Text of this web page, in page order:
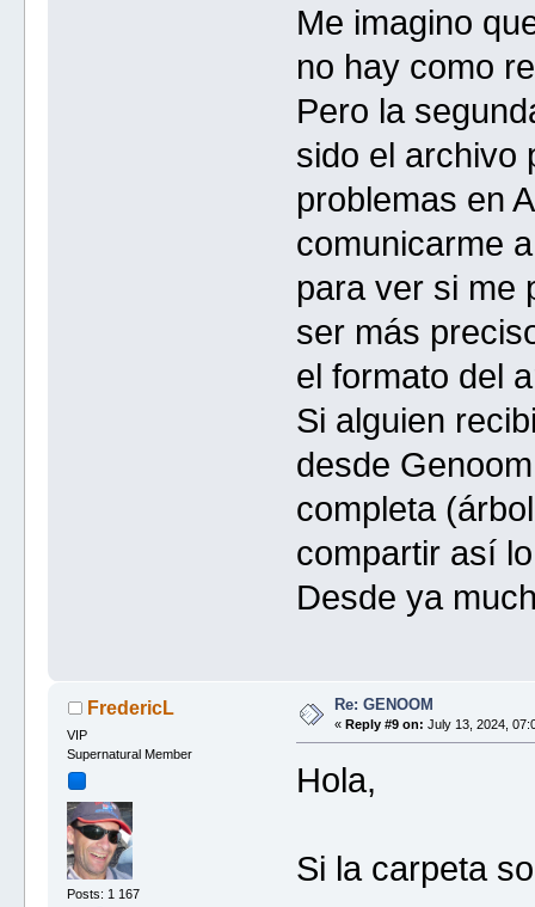
Me imagino
no hay como
Pero la
sido el archivo
problemas en
comunicarme
para ver si me
ser más
el formato del
Si alguien
desde
completa
compartir así
Desde ya
FredericL
VIP
Supernatural Member
Posts: 1 167
Re: GENOOM
«Reply #9 on: July 13, 2024,
Hola,
Si la carpeta